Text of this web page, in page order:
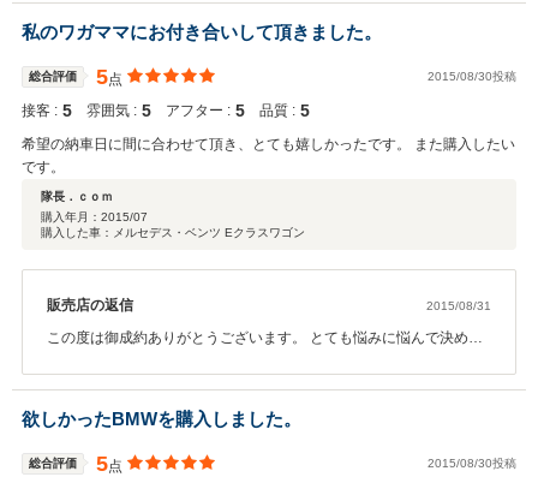
ゃいましたら、是非ともご紹介下さいませ。ご紹介者様には２万円
キャッシュバックの特典をご用意させていただいております。今後
とも宜しくお願い申し上げます。
私のワガママにお付き合いして頂きました。
総合評価 5点 2015/08/30投稿
接客 : 5 雰囲気 : 5 アフター : 5 品質 : 5
希望の納車日に間に合わせて頂き、とても嬉しかったです。 また購入したい
です。
隊長．ｃｏｍ
購入年月： 2015/07
購入した車：メルセデス・ベンツ Eクラスワゴン
販売店の返信 2015/08/31
この度は御成約ありがとうございます。 とても悩みに悩んで決めた
いらっしゃいましたら、是非ともご紹介下さいませ。ご紹介者様に
は２万円キャッシュバックの特典をご用意させていただいておりま
す。今後とも宜しくお願い申し上げます。
欲しかったBMWを購入しました。
総合評価 5点 2015/08/30投稿